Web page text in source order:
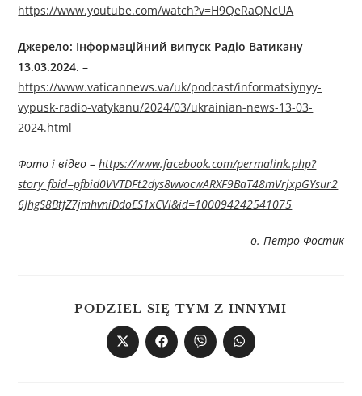
https://www.youtube.com/watch?v=H9QeRaQNcUA
Джерелo: Інформаційний випуск Радіо Ватикану
13.03.2024.–
https://www.vaticannews.va/uk/podcast/informatsiynyy-
vypusk-radio-vatykanu/2024/03/ukrainian-news-13-03-
2024.html
Фото і відео – https://www.facebook.com/permalink.php?
story_fbid=pfbid0VVTDFt2dys8wvocwARXF9BaT48mVrjxpGYsur2
6JhgS8BtfZ7jmhvniDdoES1xCVl&id=100094242541075
о. Петро Фостик
PODZIEL SIĘ TYM Z INNYMI